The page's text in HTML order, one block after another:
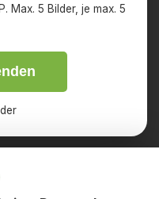
Max. 5 Bilder, je max. 5